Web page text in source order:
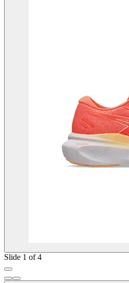
Slide 1 of 4